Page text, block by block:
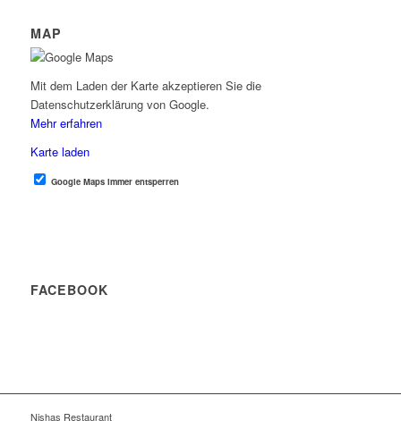
MAP
Mit dem Laden der Karte akzeptieren Sie die
Datenschutzerklärung von Google.
Mehr erfahren
Karte laden
Google Maps immer entsperren
FACEBOOK
Nishas Restaurant